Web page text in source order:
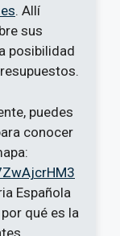
. Allí
sus
posibilidad
puedes
conocer
Española
qué es la